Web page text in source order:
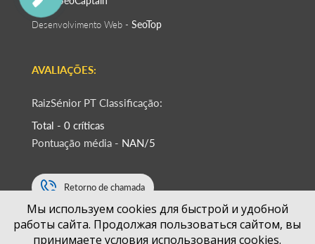
Desenvolvimento Web - SeoTop
AVALIAÇÕES:
RaizSénior PT Classificação:
Total - 0 críticas
Pontuação média - NAN/5
Retorno de chamada
+351
Мы используем cookies для быстрой и удобной
работы сайта. Продолжая пользоваться сайтом, вы
принимаете условия использования cookies.